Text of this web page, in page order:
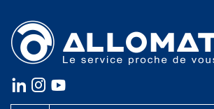
Instagram
instagram
youtube